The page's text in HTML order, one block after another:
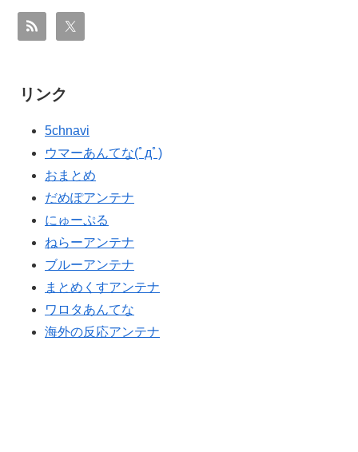
▶
フランス人「欲張りすぎだ」中村敬斗、ランス残留の可
▶ ぺこぱ松蔭寺「みんな右とか左とか拘りすぎ。思想関係
方面に向かって来ると予報！」→「予想外の進路‥」
▶ 海外「日本なんて行くんじゃなかった…」 日本を知って
▶
【海外の反応】アルゼンチン協会、FIFA会長に断固たる
支持を表明「隠す気もないんだなｗ」
▶
韓国人「我が国がクウェート戦で行った審判買収が本当
に深刻である理由がこちら…」→「これはダメなやつ…
（ﾌﾞﾙﾌﾞﾙ」＝韓国の反応
▶
日本「俺は有名な武士の家系だけど世界のみんなは先祖
に偉人っている？」
▶
外国人「アジア杯で優勝するんだ」日本代表、W杯ポッ
ト1入りに現実味!?2030大会で出場枠「64」なら追い風
に！アメリカ人もポット1争いに熱視線！【海外の反応】
▶
【伝説の100得点、いまだ都市伝説扱い】海外「バムの
リンク
5chnavi
ウマーあんてな(ﾟдﾟ)
おまとめ
だめぽアンテナ
にゅーぷる
ねらーアンテナ
ブルーアンテナ
まとめくすアンテナ
ワロタあんてな
海外の反応アンテナ